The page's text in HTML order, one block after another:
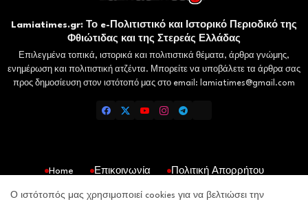
Lamiatimes.gr: Το e-Πολιτιστικό και Ιστορικό Περιοδικό της
Φθιώτιδας και της Στερεάς Ελλάδας
Επιλεγμένα τοπικά, ιστορικά και πολιτιστικά θέματα, άρθρα γνώμης,
ενημέρωση και πολιτιστική ατζέντα. Μπορείτε να υποβάλετε τα άρθρα σας
προς δημοσίευση στον ιστότοπό μας στο email: lamiatimes@gmail.com
Home Επικοινωνία
Πολιτική Απορρήτου
Ο ιστότοπός μας χρησιμοποιεί cookies για να βελτιώσει την